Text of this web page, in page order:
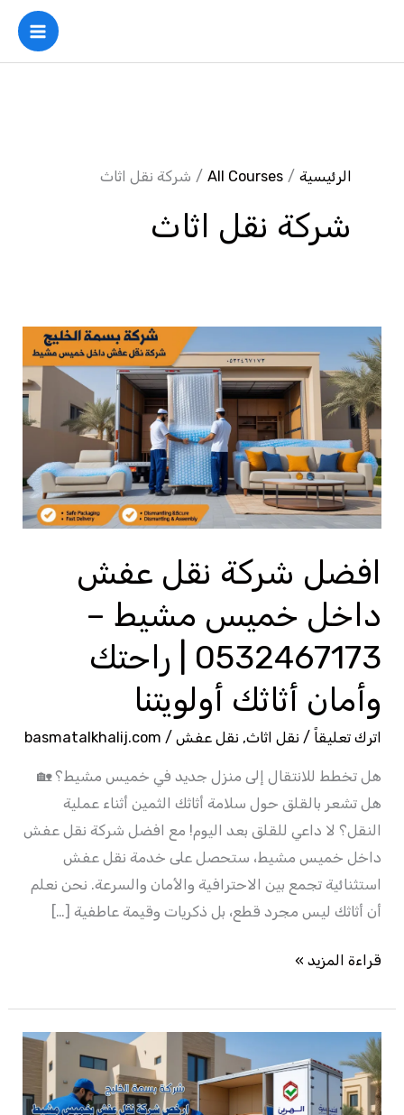
المحتوى
الرئيسية All Courses شركة نقل اثاث
شركة نقل اثاث
افضل شركة نقل عفش
داخل خميس مشيط –
0532467173 | راحتك
وأمان أثاثك أولويتنا
اترك تعليقاً / نقل اثاث, نقل عفش /
basmatalkhalij.com
هل تخطط للانتقال إلى منزل جديد في خميس مشيط؟ 🏡
هل تشعر بالقلق حول سلامة أثاثك الثمين أثناء عملية
النقل؟ لا داعي للقلق بعد اليوم! مع افضل شركة نقل عفش
داخل خميس مشيط، ستحصل على خدمة نقل عفش
استثنائية تجمع بين الاحترافية والأمان والسرعة. نحن نعلم
أن أثاثك ليس مجرد قطع، بل ذكريات وقيمة عاطفية […]
افضل
شركة
نقل
عفش
داخل
خميس
مشيط
–
0532467173
راحتك
أثاثك
أولويتنا
قراءة المزيد »
ارخص
شركة
نقل